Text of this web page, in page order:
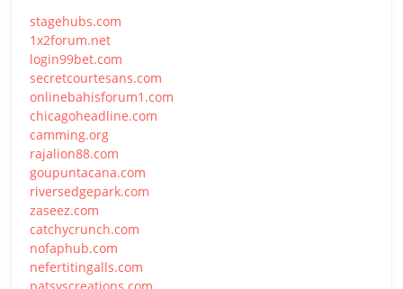
stagehubs.com
1x2forum.net
login99bet.com
secretcourtesans.com
onlinebahisforum1.com
chicagoheadline.com
camming.org
rajalion88.com
goupuntacana.com
riversedgepark.com
zaseez.com
catchycrunch.com
nofaphub.com
nefertitingalls.com
patsyscreations.com